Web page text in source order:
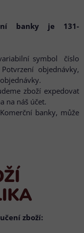
banky je 131-
symbol číslo
objednávky,
zboží expedovat
na náš účet.
banky, může
zboží: